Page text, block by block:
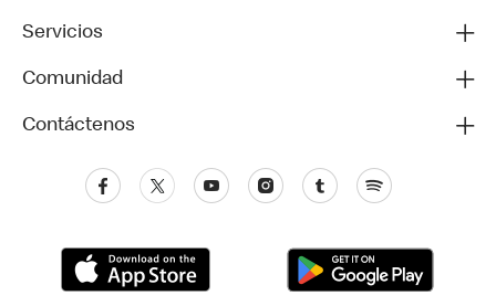
Servicios
Comunidad
Contáctenos